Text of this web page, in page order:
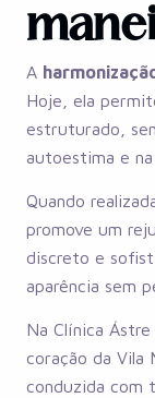
A
Hoje, ela
estruturado,
autoestima e na
Quando
promove um
discreto e
aparência sem
Na Clínica
coração da Vila
conduzida com